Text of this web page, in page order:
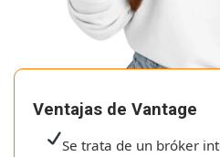
Ventajas de Vantage
Se trata de un bróker